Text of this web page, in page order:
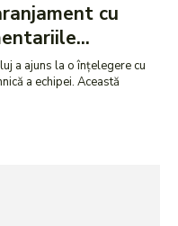
cu
a ajuns la o înțelegere cu
a echipei. Această